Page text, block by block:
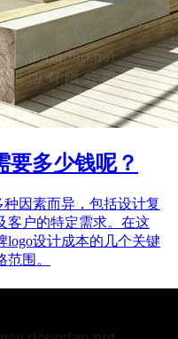
要多少钱呢？
因素而异，包括设计复
客户的特定需求。在这
logo设计成本的几个关键
围。